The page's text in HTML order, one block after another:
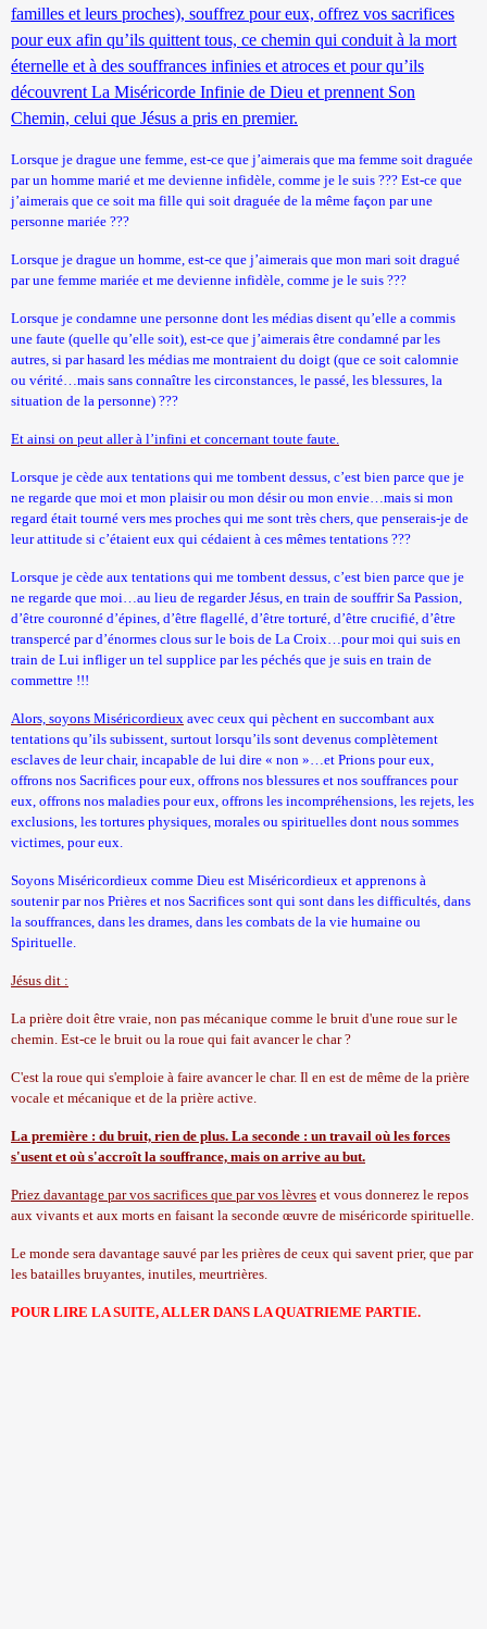
familles et leurs proches), souffrez pour eux, offrez vos sacrifices
pour eux afin qu’ils quittent tous, ce chemin qui conduit à la mort
éternelle et à des souffrances infinies et atroces et pour qu’ils
découvrent La Miséricorde Infinie de Dieu et prennent Son
Chemin, celui que Jésus a pris en premier.
Lorsque je drague une femme, est-ce que j’aimerais que ma femme soit draguée
par un homme marié et me devienne infidèle, comme je le suis ??? Est-ce que
j’aimerais que ce soit ma fille qui soit draguée de la même façon par une
personne mariée ???
Lorsque je drague un homme, est-ce que j’aimerais que mon mari soit dragué
par une femme mariée et me devienne infidèle, comme je le suis ???
Lorsque je condamne une personne dont les médias disent qu’elle a commis
une faute (quelle qu’elle soit), est-ce que j’aimerais être condamné par les
autres, si par hasard les médias me montraient du doigt (que ce soit calomnie
ou vérité…mais sans connaître les circonstances, le passé, les blessures, la
situation de la personne) ???
Et ainsi on peut aller à l’infini et concernant toute faute.
Lorsque je cède aux tentations qui me tombent dessus, c’est bien parce que je
ne regarde que moi et mon plaisir ou mon désir ou mon envie…mais si mon
regard était tourné vers mes proches qui me sont très chers, que penserais-je de
leur attitude si c’étaient eux qui cédaient à ces mêmes tentations ???
Lorsque je cède aux tentations qui me tombent dessus, c’est bien parce que je
ne regarde que moi…au lieu de regarder Jésus, en train de souffrir Sa Passion,
d’être couronné d’épines, d’être flagellé, d’être torturé, d’être crucifié, d’être
transpercé par d’énormes clous sur le bois de La Croix…pour moi qui suis en
train de Lui infliger un tel supplice par les péchés que je suis en train de
commettre !!!
Alors, soyons Miséricordieux avec ceux qui pèchent en succombant aux
tentations qu’ils subissent, surtout lorsqu’ils sont devenus complètement
esclaves de leur chair, incapable de lui dire « non »…et Prions pour eux,
offrons nos Sacrifices pour eux, offrons nos blessures et nos souffrances pour
eux, offrons nos maladies pour eux, offrons les incompréhensions, les rejets, les
exclusions, les tortures physiques, morales ou spirituelles dont nous sommes
victimes, pour eux.
Soyons Miséricordieux comme Dieu est Miséricordieux et apprenons à
soutenir par nos Prières et nos Sacrifices sont qui sont dans les difficultés, dans
la souffrances, dans les drames, dans les combats de la vie humaine ou
Spirituelle.
Jésus dit :
La prière doit être vraie, non pas mécanique comme le bruit d'une roue sur le
chemin. Est-ce le bruit ou la roue qui fait avancer le char ?
C'est la roue qui s'emploie à faire avancer le char. Il en est de même de la prière
vocale et mécanique et de la prière active.
La première : du bruit, rien de plus. La seconde : un travail où les forces
s'usent et où s'accroît la souffrance, mais on arrive au but.
Priez davantage par vos sacrifices que par vos lèvres et vous donnerez le repos
aux vivants et aux morts en faisant la seconde œuvre de miséricorde spirituelle.
Le monde sera davantage sauvé par les prières de ceux qui savent prier, que par
les batailles bruyantes, inutiles, meurtrières.
POUR LIRE LA SUITE, ALLER DANS LA QUATRIEME PARTIE.